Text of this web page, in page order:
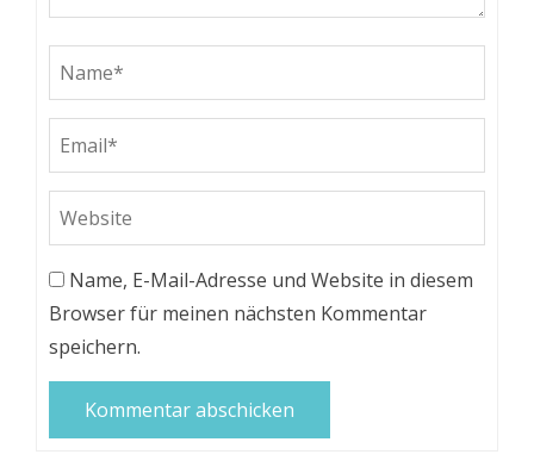
Name, E-Mail-Adresse und Website in diesem
Browser für meinen nächsten Kommentar
speichern.